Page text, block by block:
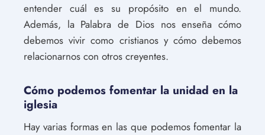
entender cuál es su propósito en el mundo.
Además, la Palabra de Dios nos enseña cómo
debemos vivir como cristianos y cómo debemos
relacionarnos con otros creyentes.
Cómo podemos fomentar la unidad en la
iglesia
Hay varias formas en las que podemos fomentar la